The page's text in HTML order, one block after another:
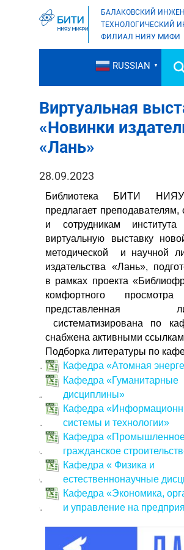
БАЛАКОВСКИЙ
ТЕХНОЛОГИЧЕСКИЙ
ФИЛИАЛ НИЯУ МИФИ
RUSSIAN ▼
Виртуальная
«Новинки
«Лань»
28.09.2023
Библиотека БИТИ
предлагает преподавателям,
и сотрудникам института
виртуальную выставку
методической и научной
издательства «Лань»,
в рамках проекта
комфортного
представленная
систематизирована по
снабжена активными
Подборка литературы по
Кафедра «Атомная
Кафедра «Гуманитарные
дисциплины»
Кафедра
системы и технологии»
Кафедра
гражданское
Кафедра « Физика и
естественнонаучные
Кафедра «Экономика,
и управление на